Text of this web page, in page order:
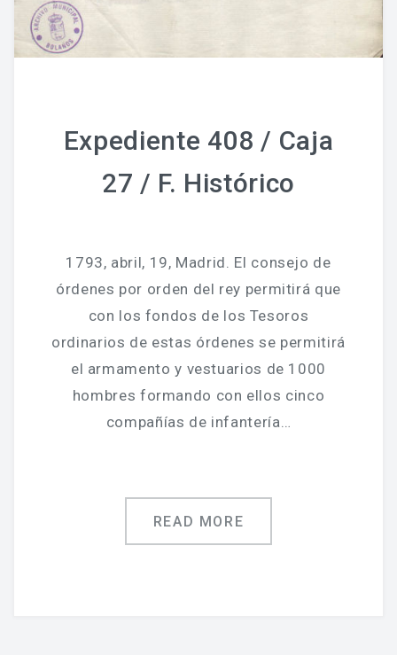
Expediente 408 / Caja
27 / F. Histórico
1793, abril, 19, Madrid. El consejo de
órdenes por orden del rey permitirá que
con los fondos de los Tesoros
ordinarios de estas órdenes se permitirá
el armamento y vestuarios de 1000
hombres formando con ellos cinco
compañías de infantería…
READ MORE